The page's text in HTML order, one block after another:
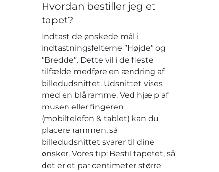
Hvordan bestiller jeg et
tapet?
Indtast de ønskede mål i
indtastningsfelterne ”Højde” og
”Bredde”. Dette vil i de fleste
tilfælde medføre en ændring af
billedudsnittet. Udsnittet vises
med en blå ramme. Ved hjælp af
musen eller fingeren
(mobiltelefon & tablet) kan du
placere rammen, så
billedudsnittet svarer til dine
ønsker. Vores tip: Bestil tapetet, så
det er et par centimeter større